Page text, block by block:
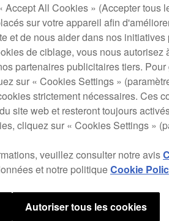
Accept All Cookies » (Accepter tous
sur votre appareil afin
et de nous aider dans nos
de ciblage, vous nous autorisez
partenaires publicitaires tiers.
sur « Cookies Settings »
strictement nécessaires. Ces
site web et resteront toujours
cliquez sur « Cookies Settings »
veuillez consulter notre avis
et notre politiqueCookie
Autoriser tous les cookies